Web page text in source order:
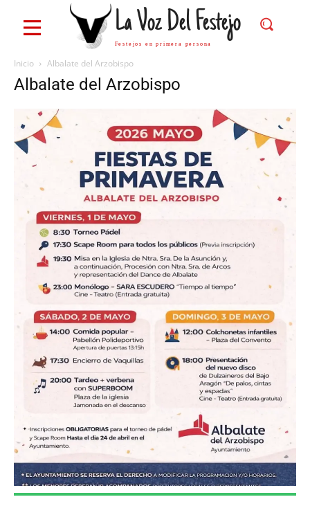
La Voz Del Festejo
Festejos en primera persona
Inicio Albalate del Arzobispo
Albalate del Arzobispo